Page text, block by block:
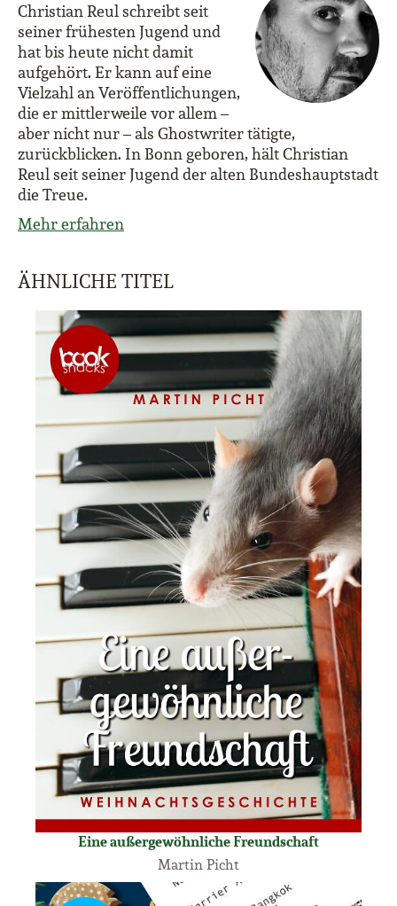
Christian Reul schreibt seit
seiner frühesten Jugend und
hat bis heute nicht damit
aufgehört. Er kann auf eine
Vielzahl an Veröffentlichungen,
die er mittlerweile vor allem –
aber nicht nur – als Ghostwriter tätigte,
zurückblicken. In Bonn geboren, hält Christian
Reul seit seiner Jugend der alten Bundeshauptstadt
die Treue.
Mehr erfahren
ÄHNLICHE TITEL
Eine außergewöhnliche Freundschaft
Martin Picht